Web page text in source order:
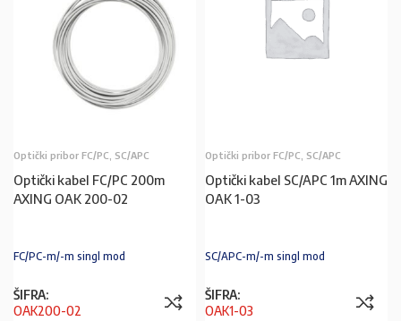
Optički pribor FC/PC, SC/APC
Optički kabel FC/PC 200m
AXING OAK 200-02
FC/PC-m/-m singl mod
ŠIFRA:
OAK200-02
Optički pribor FC/PC, SC/APC
Optički kabel SC/APC 1m AXING
OAK 1-03
SC/APC-m/-m singl mod
ŠIFRA:
OAK1-03